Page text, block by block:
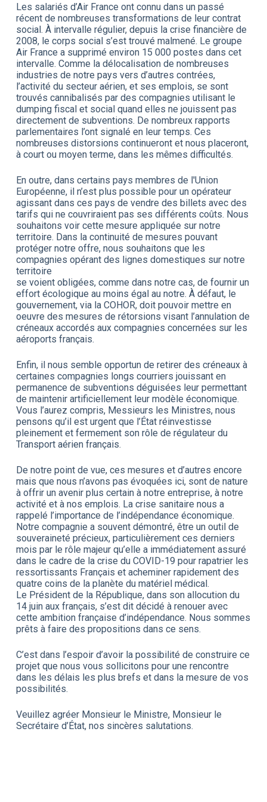
Les salariés d’Air France ont connu dans un passé
récent de nombreuses transformations de leur contrat
social. À intervalle régulier, depuis la crise financière de
2008, le corps social s’est trouvé malmené. Le groupe
Air France a supprimé environ 15 000 postes dans cet
intervalle. Comme la délocalisation de nombreuses
industries de notre pays vers d’autres contrées,
l’activité du secteur aérien, et ses emplois, se sont
trouvés cannibalisés par des compagnies utilisant le
dumping fiscal et social quand elles ne jouissent pas
directement de subventions. De nombreux rapports
parlementaires l’ont signalé en leur temps. Ces
nombreuses distorsions continueront et nous placeront,
à court ou moyen terme, dans les mêmes difficultés.
En outre, dans certains pays membres de l'Union
Européenne, il n’est plus possible pour un opérateur
agissant dans ces pays de vendre des billets avec des
tarifs qui ne couvriraient pas ses différents coûts. Nous
souhaitons voir cette mesure appliquée sur notre
territoire. Dans la continuité de mesures pouvant
protéger notre offre, nous souhaitons que les
compagnies opérant des lignes domestiques sur notre
territoire
se voient obligées, comme dans notre cas, de fournir un
effort écologique au moins égal au notre. À défaut, le
gouvernement, via la COHOR, doit pouvoir mettre en
oeuvre des mesures de rétorsions visant l’annulation de
créneaux accordés aux compagnies concernées sur les
aéroports français.
Enfin, il nous semble opportun de retirer des créneaux à
certaines compagnies longs courriers jouissant en
permanence de subventions déguisées leur permettant
de maintenir artificiellement leur modèle économique.
Vous l’aurez compris, Messieurs les Ministres, nous
pensons qu’il est urgent que l’État réinvestisse
pleinement et fermement son rôle de régulateur du
Transport aérien français.
De notre point de vue, ces mesures et d’autres encore
mais que nous n’avons pas évoquées ici, sont de nature
à offrir un avenir plus certain à notre entreprise, à notre
activité et à nos emplois. La crise sanitaire nous a
rappelé l’importance de l’indépendance économique.
Notre compagnie a souvent démontré, être un outil de
souveraineté précieux, particulièrement ces derniers
mois par le rôle majeur qu’elle a immédiatement assuré
dans le cadre de la crise du COVID-19 pour rapatrier les
ressortissants Français et acheminer rapidement des
quatre coins de la planète du matériel médical.
Le Président de la République, dans son allocution du
14 juin aux français, s’est dit décidé à renouer avec
cette ambition française d’indépendance. Nous sommes
prêts à faire des propositions dans ce sens.
C’est dans l’espoir d’avoir la possibilité de construire ce
projet que nous vous sollicitons pour une rencontre
dans les délais les plus brefs et dans la mesure de vos
possibilités.
Veuillez agréer Monsieur le Ministre, Monsieur le
Secrétaire d’État, nos sincères salutations.